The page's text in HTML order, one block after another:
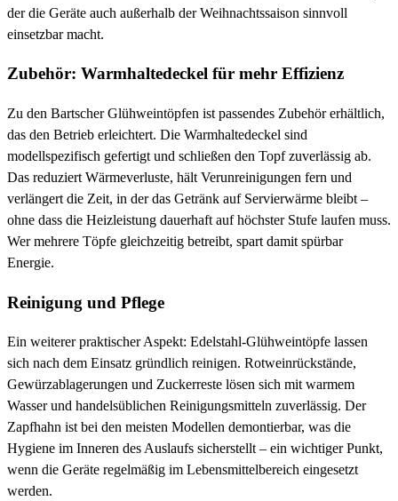
der die Geräte auch außerhalb der Weihnachtssaison sinnvoll
einsetzbar macht.
Zubehör: Warmhaltedeckel für mehr Effizienz
Zu den Bartscher Glühweintöpfen ist passendes Zubehör erhältlich,
das den Betrieb erleichtert. Die Warmhaltedeckel sind
modellspezifisch gefertigt und schließen den Topf zuverlässig ab.
Das reduziert Wärmeverluste, hält Verunreinigungen fern und
verlängert die Zeit, in der das Getränk auf Servierwärme bleibt –
ohne dass die Heizleistung dauerhaft auf höchster Stufe laufen muss.
Wer mehrere Töpfe gleichzeitig betreibt, spart damit spürbar
Energie.
Reinigung und Pflege
Ein weiterer praktischer Aspekt: Edelstahl-Glühweintöpfe lassen
sich nach dem Einsatz gründlich reinigen. Rotweinrückstände,
Gewürzablagerungen und Zuckerreste lösen sich mit warmem
Wasser und handelsüblichen Reinigungsmitteln zuverlässig. Der
Zapfhahn ist bei den meisten Modellen demontierbar, was die
Hygiene im Inneren des Auslaufs sicherstellt – ein wichtiger Punkt,
wenn die Geräte regelmäßig im Lebensmittelbereich eingesetzt
werden.